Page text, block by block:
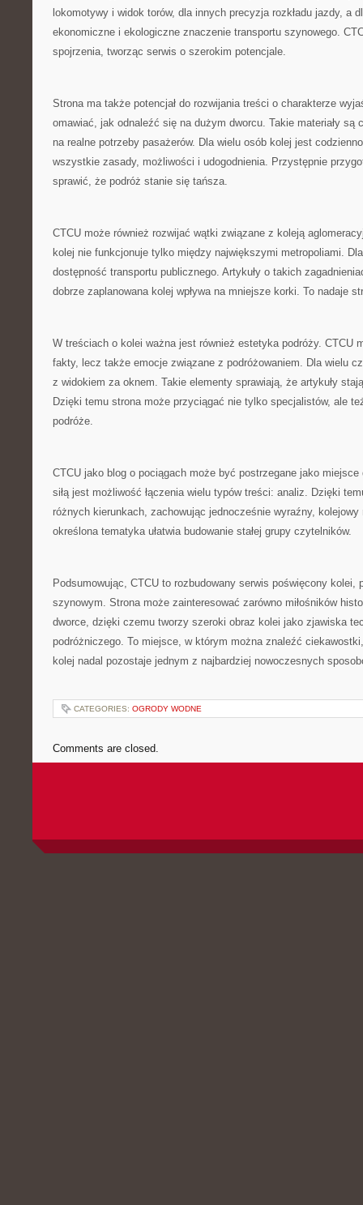
lokomotywy i widok torów, dla innych precyzja rozkładu jazdy, a
ekonomiczne i ekologiczne znaczenie transportu szynowego.
spojrzenia, tworząc serwis o szerokim potencjale.
Strona ma także potencjał do rozwijania treści o charakterze
omawiać, jak odnaleźć się na dużym dworcu. Takie materiały są
na realne potrzeby pasażerów. Dla wielu osób kolej jest
wszystkie zasady, możliwości i udogodnienia. Przystępnie
sprawić, że podróż stanie się tańsza.
CTCU może również rozwijać wątki związane z koleją
kolej nie funkcjonuje tylko między największymi metropoliami.
dostępność transportu publicznego. Artykuły o takich
dobrze zaplanowana kolej wpływa na mniejsze korki. To nadaje
W treściach o kolei ważna jest również estetyka podróży. CTCU
fakty, lecz także emocje związane z podróżowaniem. Dla wielu
z widokiem za oknem. Takie elementy sprawiają, że artykuły
Dzięki temu strona może przyciągać nie tylko specjalistów, ale
podróże.
CTCU jako blog o pociągach może być postrzegane jako
siłą jest możliwość łączenia wielu typów treści: analiz. Dzięki
różnych kierunkach, zachowując jednocześnie wyraźny, kolejowy
określona tematyka ułatwia budowanie stałej grupy czytelników.
Podsumowując, CTCU to rozbudowany serwis poświęcony kolei,
szynowym. Strona może zainteresować zarówno miłośników
dworce, dzięki czemu tworzy szeroki obraz kolei jako zjawiska
podróżniczego. To miejsce, w którym można znaleźć
kolej nadal pozostaje jednym z najbardziej nowoczesnych
CATEGORIES: OGRODY WODNE
Comments are closed.